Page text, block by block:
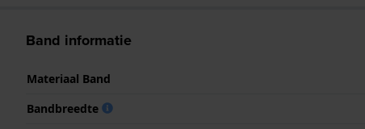
Band informatie
Materiaal Band
Bandbreedte